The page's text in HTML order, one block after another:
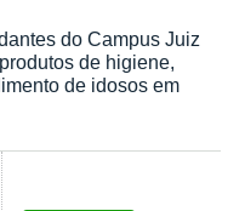
do Campus Juiz
de higiene,
de idosos em